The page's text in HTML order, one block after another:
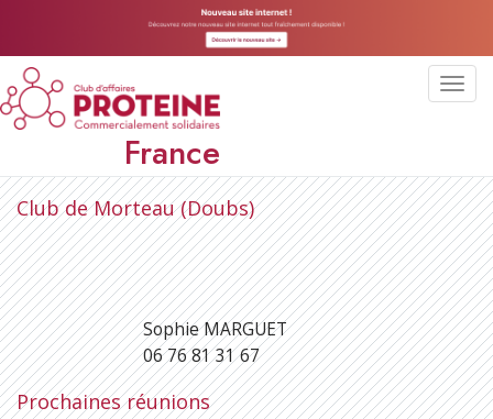
France
Club de Morteau (Doubs)
Sophie MARGUET
06 76 81 31 67
Prochaines réunions